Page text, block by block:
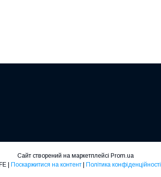
Сайт створений на маркетплейсі Prom.ua
Поскаржитися на контент Політика конфіденційності